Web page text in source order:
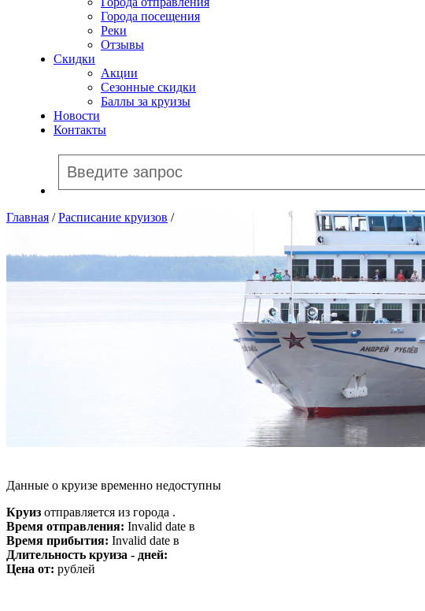
Города посещения
Реки
Отзывы
Скидки
Акции
Сезонные скидки
Баллы за круизы
Новости
Контакты
Главная /Расписание круизов /
Данные о круизе временно недоступны
Круиз отправляется из города .
Время отправления: Invalid date в
Время прибытия: Invalid date в
Длительность круиза - дней:
Цена от: рублей